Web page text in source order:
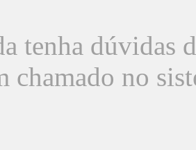
tenha dúvidas
chamado no